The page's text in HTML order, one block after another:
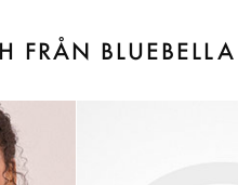
FRÅN BLUEBELLA